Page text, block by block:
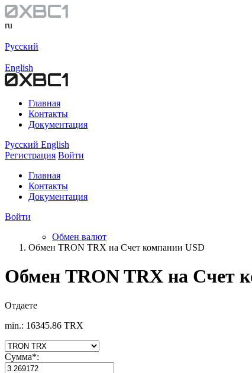
ru
Русский
English
Главная
Контакты
Документация
Русский English
Регистрация Войти
Главная
Контакты
Документация
Войти
Обмен валют
Обмен TRON TRX на Счет компании USD
Обмен TRON TRX на Счет
Отдаете
min.: 16345.86 TRX
Сумма*: